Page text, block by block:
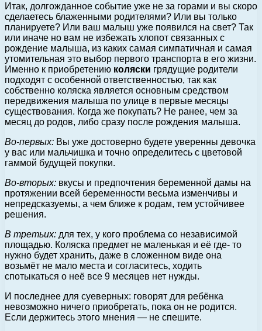
Итак, долгожданное событие уже не за горами и вы скоро
сделаетесь блаженными родителями? Или вы только
планируете? Или ваш малыш уже появился на свет? Так
или иначе но вам не избежать хлопот связанных с
рождение малыша, из каких самая симпатичная и самая
утомительная это выбор первого транспорта в его жизни.
Именно к приобретению коляски грядущие родители
подходят с особенной ответственностью, так как
собственно коляска является основным средством
передвижения малыша по улице в первые месяцы
существования. Когда же покупать? Не ранее, чем за
месяц до родов, либо сразу после рождения малыша.
Во-первых: Вы уже достоверно будете уверенны девочка
у вас или мальчишка и точно определитесь с цветовой
гаммой будущей покупки.
Во-вторых: вкусы и предпочтения беременной дамы на
протяжении всей беременности весьма изменчивы и
непредсказуемы, а чем ближе к родам, тем устойчивее
решения.
В третьих: для тех, у кого проблема со независимой
площадью. Коляска предмет не маленькая и её где- то
нужно будет хранить, даже в сложенном виде она
возьмёт не мало места и согласитесь, ходить
спотыкаться о неё все 9 месяцев нет нужды.
И последнее для суеверных: говорят для ребёнка
невозможно ничего приобретать, пока он не родится.
Если держитесь этого мнения — не спешите.